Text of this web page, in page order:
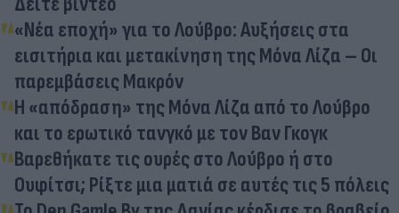
«Νέα εποχή» για το Λούβρο: Αυξήσεις στα
εισιτήρια και μετακίνηση της Μόνα Λίζα – Οι
παρεμβάσεις Μακρόν
Η «απόδραση» της Μόνα Λίζα από το Λούβρο
και το ερωτικό τανγκό με τον Βαν Γκογκ
Βαρεθήκατε τις ουρές στο Λούβρο ή στο
Ουφίτσι; Ρίξτε μια ματιά σε αυτές τις 5 πόλεις